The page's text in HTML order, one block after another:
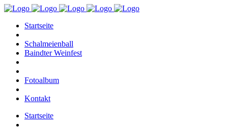
Startseite
Schalmeienball
Baindter Weinfest
Fotoalbum
Kontakt
Startseite